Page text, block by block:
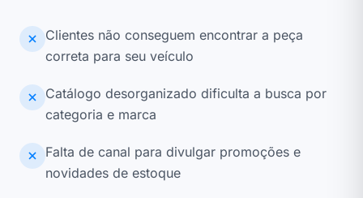
Clientes não conseguem encontrar a peça
correta para seu veículo
Catálogo desorganizado dificulta a busca por
categoria e marca
Falta de canal para divulgar promoções e
novidades de estoque